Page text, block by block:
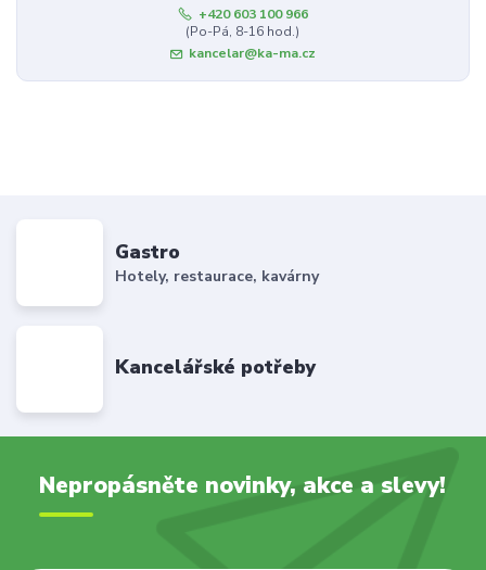
+420 603 100 966
(Po-Pá, 8-16 hod.)
kancelar@ka-ma.cz
Gastro
Hotely, restaurace, kavárny
Kancelářské potřeby
Nepropásněte novinky, akce a slevy!